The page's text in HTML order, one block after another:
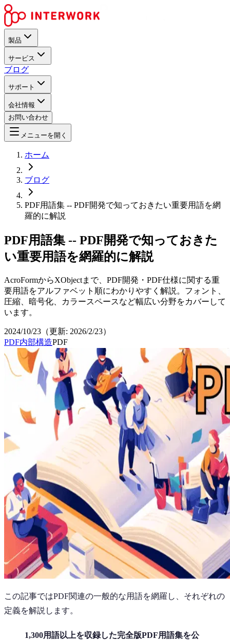
製品
サービス
ブログ
サポート
会社情報
お問い合わせ
メニューを開く
ホーム
ブログ
PDF用語集 -- PDF開発で知っておきたい重要用語を網
羅的に解説
PDF用語集 -- PDF開発で知っておきた
い重要用語を網羅的に解説
AcroFormからXObjectまで、PDF開発・PDF仕様に関する重
要用語をアルファベット順にわかりやすく解説。フォント、
圧縮、暗号化、カラースペースなど幅広い分野をカバーして
います。
2024/10/23 （更新: 2026/2/23）
PDF内部構造PDF
この記事ではPDF関連の一般的な用語を網羅し、それぞれの
定義を解説します。
1,300用語以上を収録した完全版PDF用語集を公